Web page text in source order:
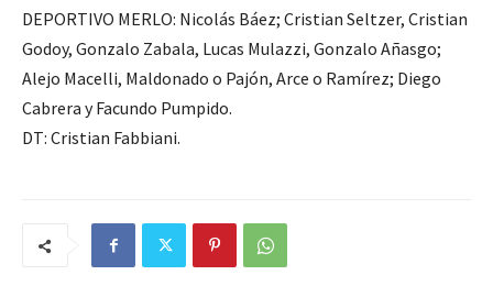
DEPORTIVO MERLO: Nicolás Báez; Cristian Seltzer, Cristian
Godoy, Gonzalo Zabala, Lucas Mulazzi, Gonzalo Añasgo;
Alejo Macelli, Maldonado o Pajón, Arce o Ramírez; Diego
Cabrera y Facundo Pumpido.
DT: Cristian Fabbiani.